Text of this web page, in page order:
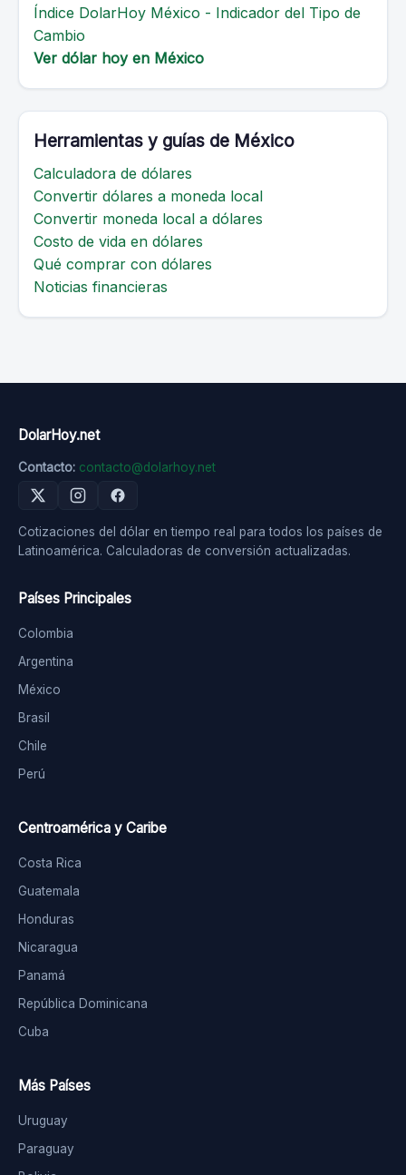
Índice DolarHoy México - Indicador del Tipo de
Cambio
Ver dólar hoy en México
Herramientas y guías de México
Calculadora de dólares
Convertir dólares a moneda local
Convertir moneda local a dólares
Costo de vida en dólares
Qué comprar con dólares
Noticias financieras
DolarHoy.net
Contacto: contacto@dolarhoy.net
Cotizaciones del dólar en tiempo real para todos los países de
Latinoamérica. Calculadoras de conversión actualizadas.
Países Principales
Colombia
Argentina
México
Brasil
Chile
Perú
Centroamérica y Caribe
Costa Rica
Guatemala
Honduras
Nicaragua
Panamá
República Dominicana
Cuba
Más Países
Uruguay
Paraguay